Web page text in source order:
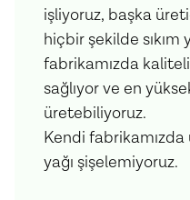
Erken Hasat Soğuk
Acı Biber Çeşnili
Zeytinyağı ve Nar Ekşisi
işliyoruz, başka
hiçbir şekilde sıkım
fabrikamızda
sağlıyor ve en
üretebiliyoruz.
Kendi
yağı şişelemiyoruz.